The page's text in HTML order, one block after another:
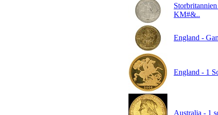
KM#&..
England -
England - 1
Australia - 1